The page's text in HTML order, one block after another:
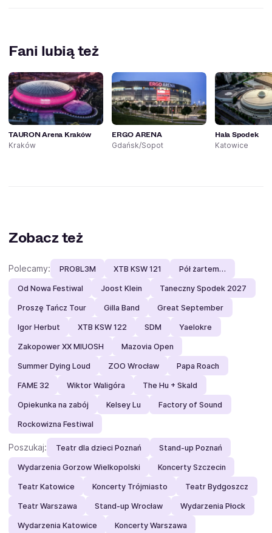
Fani lubią też
TAURON Arena Kraków
Kraków
ERGO ARENA
Gdańsk/Sopot
Hala Spodek
Katowice
Zobacz też
Polecamy: PRO8L3M XTB KSW 121 Pół żartem…
Od Nowa Festiwal Joost Klein Taneczny Spodek 2027
Proszę Tańcz Tour Gilla Band Great September
Igor Herbut XTB KSW 122 SDM Yaelokre
Zakopower XX MIUOSH Mazovia Open
Summer Dying Loud ZOO Wrocław Papa Roach
FAME 32 Wiktor Waligóra The Hu + Skald
Opiekunka na zabój Kelsey Lu Factory of Sound
Rockowizna Festiwal
Poszukaj: Teatr dla dzieci Poznań Stand-up Poznań
Wydarzenia Gorzow Wielkopolski Koncerty Szczecin
Teatr Katowice Koncerty Trójmiasto Teatr Bydgoszcz
Teatr Warszawa Stand-up Wrocław Wydarzenia Płock
Wydarzenia Katowice Koncerty Warszawa